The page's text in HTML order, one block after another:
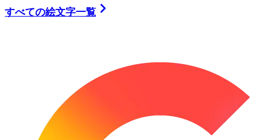
すべての絵文字一覧